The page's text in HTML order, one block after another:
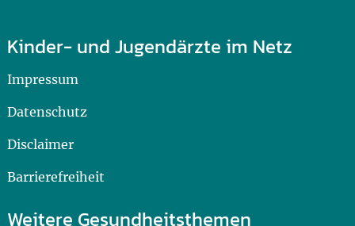
Kinder- und Jugendärzte im Netz
Impressum
Datenschutz
Disclaimer
Barrierefreiheit
Weitere Gesundheitsthemen